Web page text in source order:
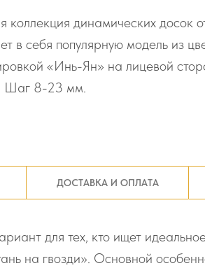
коллекция динамических досок
в себя популярную модель из
«Инь-Ян» на лицевой
Шаг 8-23 мм.
ДОСТАВКА И ОПЛАТА
для тех, кто ищет
на гвозди». Основной